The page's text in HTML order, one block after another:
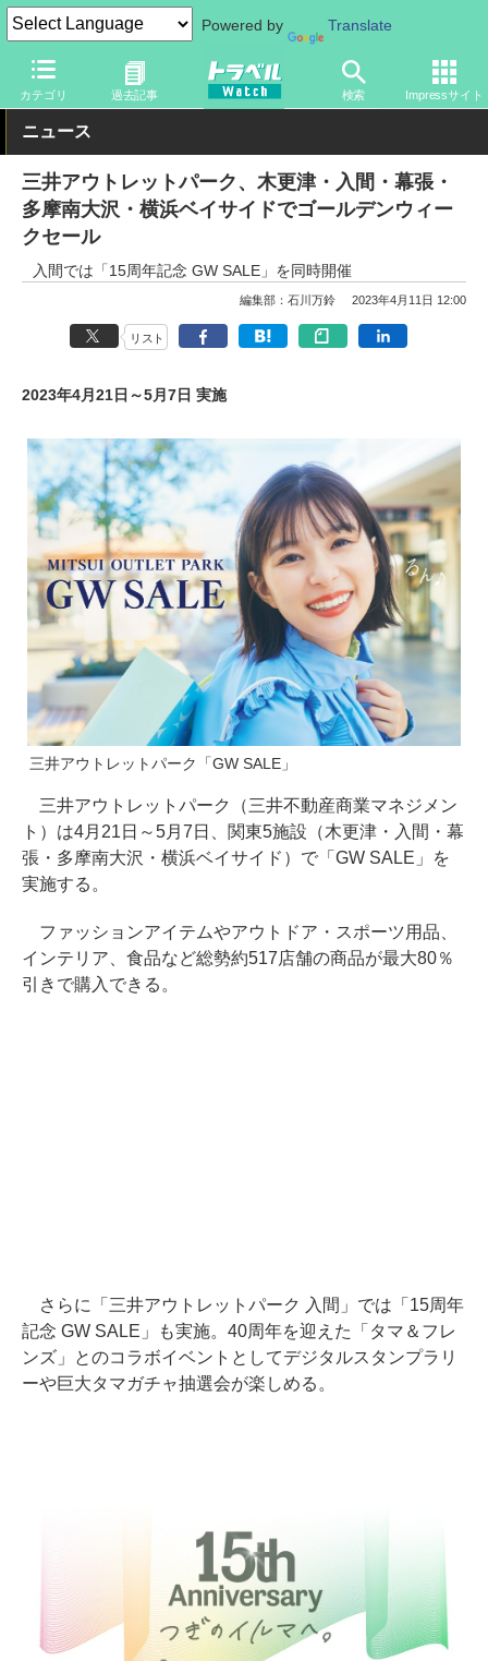
Powered by Translate
カテゴリ 過去記事 検索 Impressサイト
トラベル Watch 旅の情報 目的 アウトレット
ニュース
三井アウトレットパーク、木更津・入間・幕張・
多摩南大沢・横浜ベイサイドでゴールデンウィー
クセール
入間では「15周年記念 GW SALE」を同時開催
編集部：石川万鈴 2023年4月11日 12:00
リスト
2023年4月21日～5月7日 実施
三井アウトレットパーク「GW SALE」
三井アウトレットパーク（三井不動産商業マネジメン
ト）は4月21日～5月7日、関東5施設（木更津・入間・幕
張・多摩南大沢・横浜ベイサイド）で「GW SALE」を
実施する。
ファッションアイテムやアウトドア・スポーツ用品、
インテリア、食品など総勢約517店舗の商品が最大80％
引きで購入できる。
さらに「三井アウトレットパーク 入間」では「15周年
記念 GW SALE」も実施。40周年を迎えた「タマ＆フレ
ンズ」とのコラボイベントとしてデジタルスタンプラリ
ーや巨大タマガチャ抽選会が楽しめる。